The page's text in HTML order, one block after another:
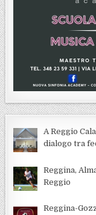
A Reggio
dialogo tra
Reggina,
Reggio
Reggina-